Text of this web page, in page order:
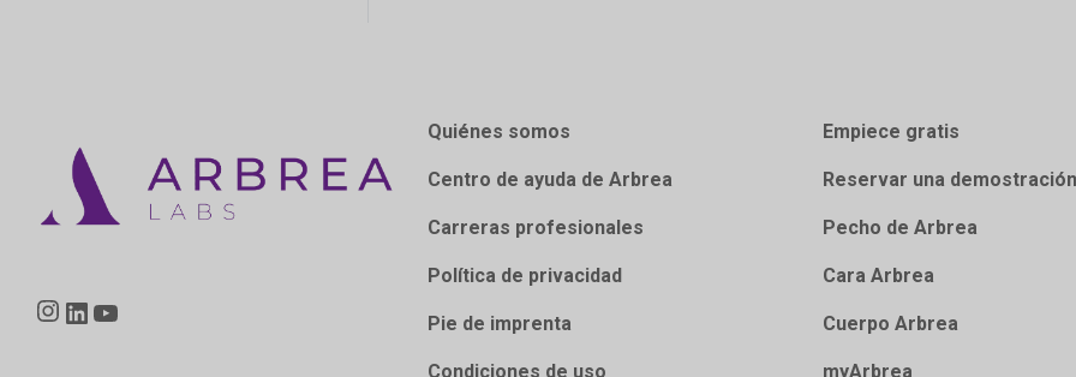
Instagram
LinkedIn
Quiénes somos
Centro de ayuda de Arbrea
Carreras profesionales
Política de privacidad
Pie de imprenta
Condiciones de uso
Empiece gratis
Reservar una demostración
Pecho de Arbrea
Cara Arbrea
Cuerpo Arbrea
myArbrea